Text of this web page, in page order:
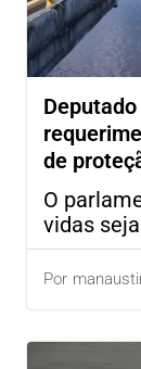
de
Por
O
vidas